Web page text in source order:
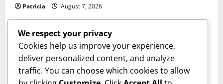
Patricia August 7, 2026
Sanatate
We respect your privacy
Cookies help us improve your experience,
deliver personalized content, and analyze
traffic. You can choose which cookies to allow